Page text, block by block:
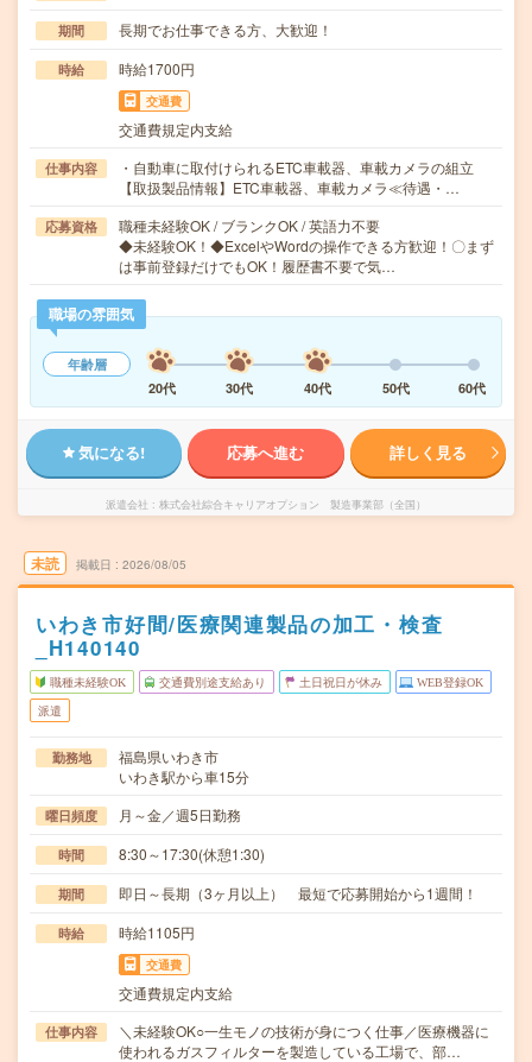
期間 長期でお仕事できる方、大歓迎！
時給 時給1700円
交通費
交通費規定内支給
仕事内容
・自動車に取付けられるETC車載器、車載カメラの組立
【取扱製品情報】ETC車載器、車載カメラ≪待遇・…
応募資格
職種未経験OK / ブランクOK / 英語力不要
◆未経験OK！◆ExcelやWordの操作できる方歓迎！〇まず
は事前登録だけでもOK！履歴書不要で気…
職場の雰囲気
年齢層
20代
30代 40代 50代 60代
気になる! 応募へ進む 詳しく見る
派遣会社 株式会社綜合キャリアオプション 製造事業部（全国）
未読 掲載日 2026/08/05
いわき市好間/医療関連製品の加工・検査
_H140140
職種未経験OK 交通費別途支給あり 土日祝日が休み WEB登録OK
派遣
勤務地
福島県いわき市
いわき駅から車15分
曜日頻度 月～金／週5日勤務
時間 8:30～17:30(休憩1:30)
期間 即日～長期（3ヶ月以上） 最短で応募開始から1週間！
時給 時給1105円
交通費
交通費規定内支給
仕事内容
＼未経験OK○一生モノの技術が身につく仕事／医療機器に
使われるガスフィルターを製造している工場で、部…